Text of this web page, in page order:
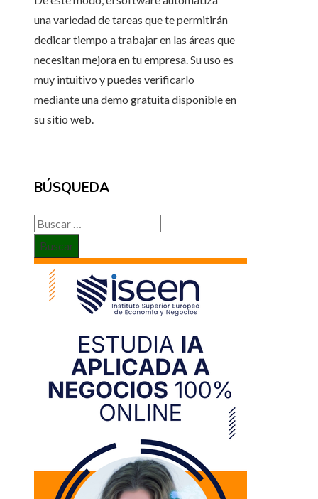
una variedad de tareas que te permitirán
dedicar tiempo a trabajar en las áreas que
necesitan mejora en tu empresa. Su uso es
muy intuitivo y puedes verificarlo
mediante una demo gratuita disponible en
su sitio web.
BÚSQUEDA
Buscar: